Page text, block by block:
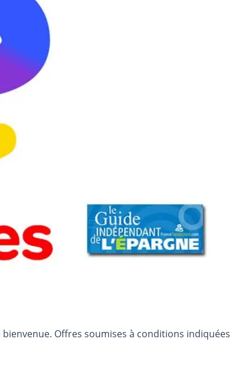
Offres soumises à conditions indiquées